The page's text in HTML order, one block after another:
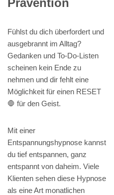
Fühlst du dich überfordert und
ausgebrannt im Alltag?
Gedanken und To-Do-Listen
scheinen kein Ende zu
nehmen und dir fehlt eine
Möglichkeit für einen RESET
🛑 für den Geist.
Mit einer
Entspannungshypnose kannst
du tief entspannen, ganz
entspannt von daheim. Viele
Klienten sehen diese Hypnose
als eine Art monatlichen